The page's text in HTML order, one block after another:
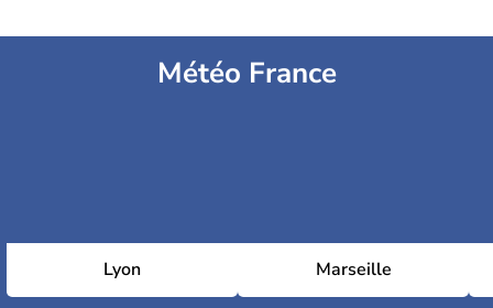
Météo France
Lyon Marseille